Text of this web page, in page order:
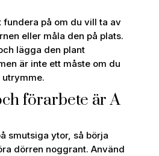
fundera på om du vill ta av
eller måla den på plats.
lägga den plant
är inte ett måste om du
utrymme.
förarbete är A
smutsiga ytor, så börja
dörren noggrant. Använd